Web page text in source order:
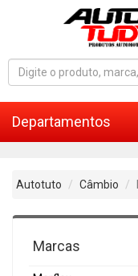
Departamentos
Autotuto Câmbio
Marcas